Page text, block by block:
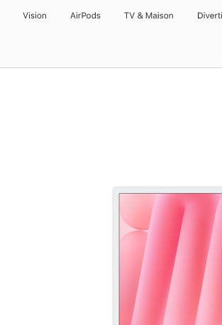
Vision AirPods TV & Maison